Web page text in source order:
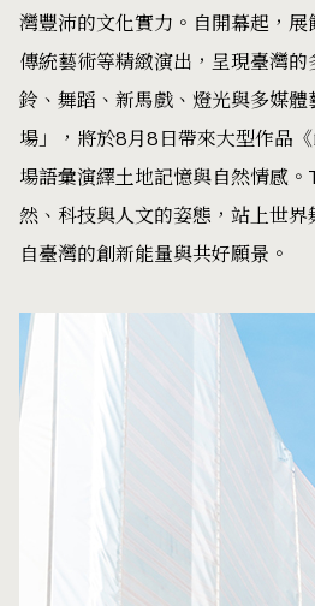
灣豐沛的文化實力。自開幕起，展
傳統藝術等精緻演出，呈現臺灣
鈴、舞蹈、新馬戲、燈光與多媒
場」，將於8月8日帶來大型作品
場語彙演繹土地記憶與自然情感
然、科技與人文的姿態，站上世
自臺灣的創新能量與共好願景。